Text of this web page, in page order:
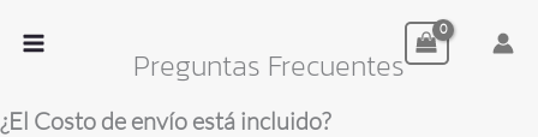
MAIN
MENU
Preguntas Frecuentes
¿El Costo de envío está incluido?